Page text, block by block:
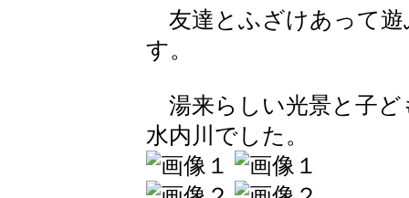
友達とふざけあって遊
す。
湯来らしい光景と子ど
水内川でした。